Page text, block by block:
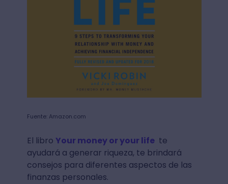
Fuente: Amazon.com
El libro Your money or your lifete
ayudará a generar riqueza, te brindará
consejos para diferentes aspectos de las
finanzas personales.